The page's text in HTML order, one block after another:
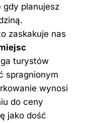
gdy planujesz
zaskakuje nas
turystów
spragnionym
wynosi
do ceny
jako dość